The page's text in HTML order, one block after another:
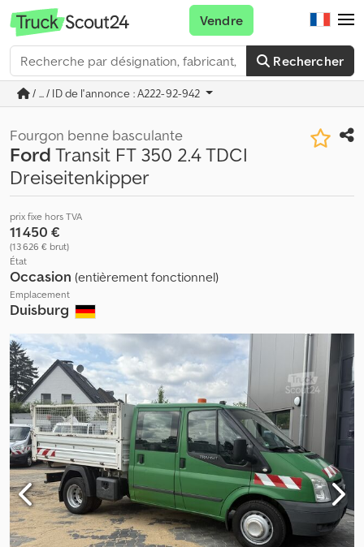
Rechercher
Vendre
/ ... / ID de l'annonce : A222-92-942
Fourgon benne basculante
FordTransit FT 350 2.4 TDCI
Dreiseitenkipper
prix fixe hors TVA
11 450 €
(13 626 € brut)
État
Occasion (entièrement fonctionnel)
Emplacement
Duisburg